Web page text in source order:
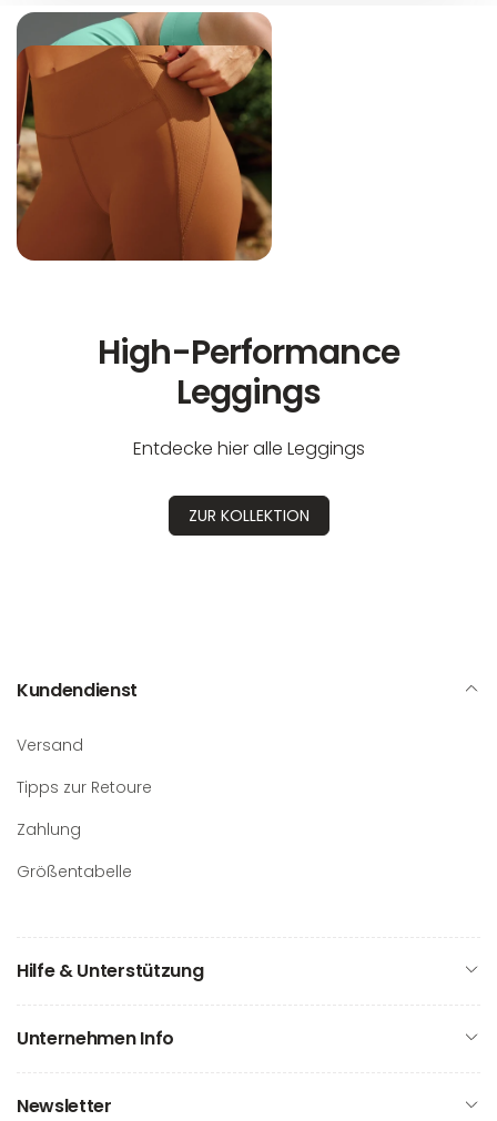
High-Performance
Leggings
Entdecke hier alle Leggings
ZUR KOLLEKTION
Kundendienst
Versand
Tipps zur Retoure
Zahlung
Größentabelle
Hilfe & Unterstützung
Unternehmen Info
Newsletter